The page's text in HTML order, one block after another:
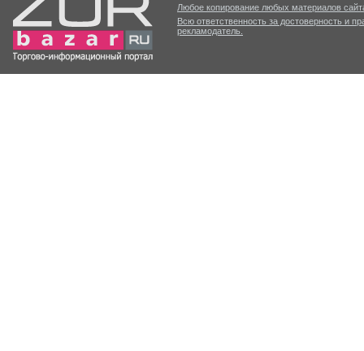
Любое копирование любых материалов
Всю ответственность за достоверность и
рекламодатель.